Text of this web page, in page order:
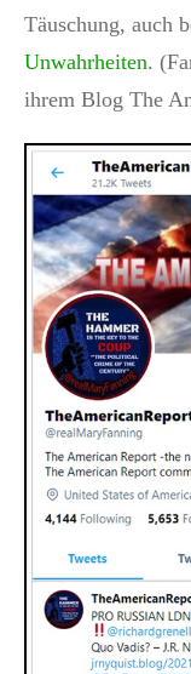
Täuschung, auch
Unwahrheiten.
ihrem Blog The